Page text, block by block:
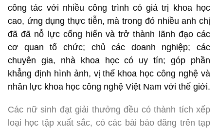
công tác với nhiều công trình có giá trị khoa học
cao, ứng dụng thực tiễn, mà trong đó nhiều anh chị
đã đã nỗ lực cống hiến và trở thành lãnh đạo các
cơ quan tổ chức; chủ các doanh nghiệp; các
chuyên gia, nhà khoa học có uy tín; góp phần
khẳng định hình ảnh, vị thế khoa học công nghệ và
nhân lực khoa học công nghệ Việt Nam với thế giới.
Các nữ sinh đạt giải thưởng đều có thành tích xếp
loại học tập xuất sắc, có các bài báo đăng trên tạp